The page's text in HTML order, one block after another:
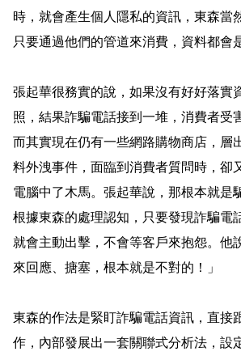
時，就會產生個人隱私的資訊，東森當
只要通過他們的管道來消費，資料都會
張起華很務實的說，如果沒有好好落實
照，結果詐騙電話接到一堆，消費者受
而其實現在仍有一些網路購物商店，層
料外洩事件，面臨到消費者質問時，卻
電腦中了木馬。張起華說，那根本就是
根據東森的處理認知，只要發現詐騙電
就會主動出擊，不會等客戶來抱怨。他
來回應、搪塞，根本就是不對的！」
東森的作法是緊盯詐騙電話資訊，直接
作，內部發展出一套關聯式分析法，設